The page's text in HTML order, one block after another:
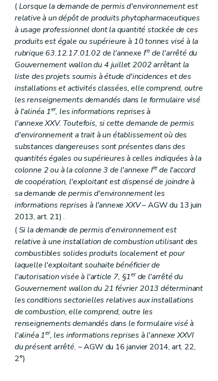
(Lorsque la demande de permis d'environnement est
relative à un dépôt de produits phytopharmaceutiques
à usage professionnel dont la quantité stockée de ces
produits est égale ou supérieure à 10 tonnes visé à la
rubrique 63.12.17.01.02 de l'annexe Irede l'arrêté du
Gouvernement wallon du 4 juillet 2002 arrêtant la
liste des projets soumis à étude d'incidences et des
installations et activités classées, elle comprend, outre
les renseignements demandés dans le formulaire visé
à l'alinéa 1er, les informations reprises à
l'annexe XXV. Toutefois, si cette demande de permis
d'environnement a trait à un établissement où des
substances dangereuses sont présentes dans des
quantités égales ou supérieures à celles indiquées à la
colonne 2 ou à la colonne 3 de l'annexe Ire de l'accord
de coopération, l'exploitant est dispensé de joindre à
sa demande de permis d'environnement les
informations reprises à l'annexe XXV– AGW du 13 juin
2013, art. 21) .
(Si la demande de permis d'environnement est
relative à une installation de combustion utilisant des
combustibles solides produits localement et pour
laquelle l'exploitant souhaite bénéficier de
l'autorisation visée à l'article 7, §1erde l'arrêté du
Gouvernement wallon du 21 février 2013 déterminant
les conditions sectorielles relatives aux installations
de combustion, elle comprend, outre les
renseignements demandés dans le formulaire visé à
l'alinéa 1er, les informations reprises à l'annexe XXVI
du présent arrêté. – AGW du 16 janvier 2014, art. 22,
2°)